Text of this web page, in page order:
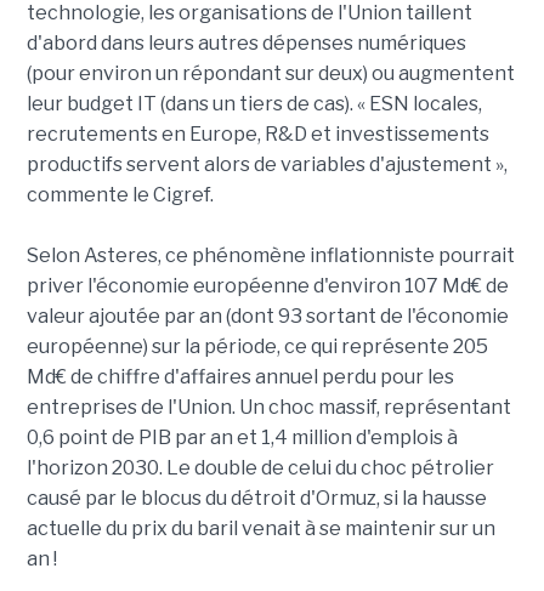
technologie, les organisations de l'Union taillent
d'abord dans leurs autres dépenses numériques
(pour environ un répondant sur deux) ou augmentent
leur budget IT (dans un tiers de cas). « ESN locales,
recrutements en Europe, R&D et investissements
productifs servent alors de variables d'ajustement »,
commente le Cigref.
Selon Asteres, ce phénomène inflationniste pourrait
priver l'économie européenne d'environ 107 Md€ de
valeur ajoutée par an (dont 93 sortant de l'économie
européenne) sur la période, ce qui représente 205
Md€ de chiffre d'affaires annuel perdu pour les
entreprises de l'Union. Un choc massif, représentant
0,6 point de PIB par an et 1,4 million d'emplois à
l'horizon 2030. Le double de celui du choc pétrolier
causé par le blocus du détroit d'Ormuz, si la hausse
actuelle du prix du baril venait à se maintenir sur un
an !